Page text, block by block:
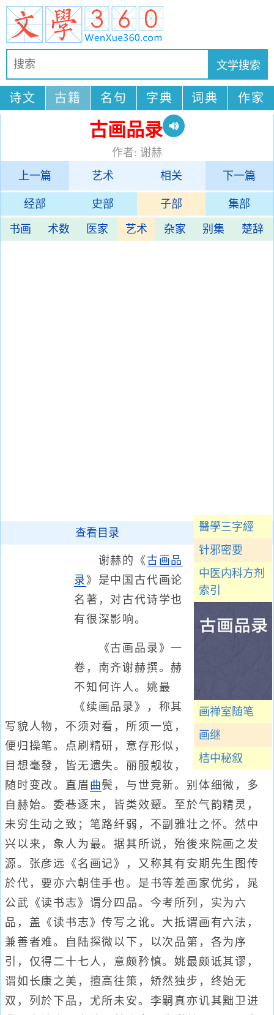
诗文 古籍 名句 字典 词典 作家
古画品录
作者: 谢赫
上一篇
艺术 相关 下一篇
经部 史部 子部 集部
书画 术数 医家 艺术 杂家 别集 楚辞
醫學三字經
针邪密要
中医内科方剂
索引
画禅室随笔
画继
桔中秘叙
查看目录
谢赫的《 古画品
录 》是中国古代画论
名著，对古代诗学也
有很深影响。
《古画品录》一
卷，南齐谢赫撰。赫
不知何许人。姚最
《续画品录》，称其
写貌人物，不须对看，所须一览，
便归操笔。点刷精研，意存形似，
目想毫發，皆无遗失。丽服靓妆，
随时变改。直眉 曲鬓，与世竞新。别体细微，多
自赫始。委巷逐末，皆类效颦。至於气韵精灵，
未穷生动之致；笔路纤弱，不副雅壮之怀。然中
兴以来，象人为最。据其所说，殆後来院画之发
源。张彦远《名画记》，又称其有安期先生图传
於代，要亦六朝佳手也。是书等差画家优劣，晁
公武《读书志》谓分四品。今考所列，实为六
品，盖《读书志》传写之讹。大抵谓画有六法，
兼善者难。自陆探微以下，以次品第，各为序
引，仅得二十七人，意颇矜慎。姚最颇诋其谬，
谓如长康之美，擅高往策，矫然独步，终始无
双，列於下品，尤所未安。李嗣真亦讥其黜卫进